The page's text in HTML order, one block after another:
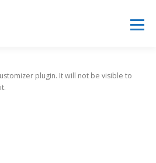
Menú
plugin. It will not be visible to